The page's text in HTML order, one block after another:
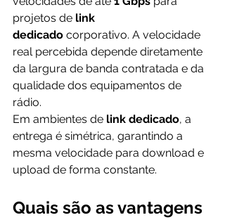
projetos de link
dedicado corporativo. A velocidade
real percebida depende diretamente
da largura de banda contratada e da
qualidade dos equipamentos de
rádio.
Em ambientes de link dedicado, a
entrega é simétrica, garantindo a
mesma velocidade para download e
upload de forma constante.
Quais são as vantagens